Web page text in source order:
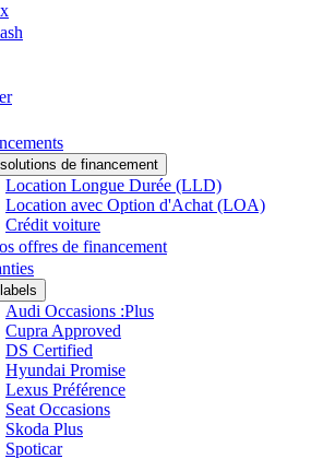
de financement
Location Longue Durée (LLD)
Location avec Option d'Achat (LOA)
Crédit voiture
offres de financement
Audi Occasions :Plus
Cupra Approved
DS Certified
Hyundai Promise
Lexus Préférence
Seat Occasions
Skoda Plus
Spoticar